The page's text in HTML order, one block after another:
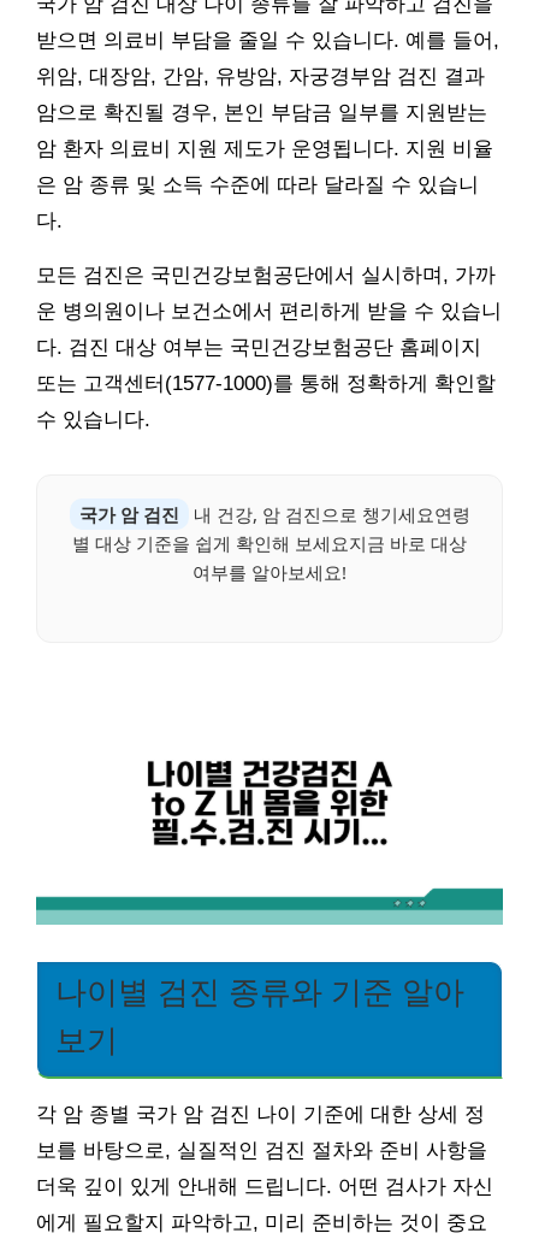
국가 암 검진 대상 나이 종류를 잘 파악하고 검진을
받으면 의료비 부담을 줄일 수 있습니다. 예를 들어,
위암, 대장암, 간암, 유방암, 자궁경부암 검진 결과
암으로 확진될 경우, 본인 부담금 일부를 지원받는
암 환자 의료비 지원 제도가 운영됩니다. 지원 비율
은 암 종류 및 소득 수준에 따라 달라질 수 있습니
다.
모든 검진은 국민건강보험공단에서 실시하며, 가까
운 병의원이나 보건소에서 편리하게 받을 수 있습니
다. 검진 대상 여부는 국민건강보험공단 홈페이지
또는 고객센터(1577-1000)를 통해 정확하게 확인할
수 있습니다.
국가 암 검진
내 건강, 암 검진으로 챙기세요연령
별 대상 기준을 쉽게 확인해 보세요지금 바로 대상
여부를 알아보세요!
나이별 검진 종류와 기준 알아
보기
각 암 종별 국가 암 검진 나이 기준에 대한 상세 정
보를 바탕으로, 실질적인 검진 절차와 준비 사항을
더욱 깊이 있게 안내해 드립니다. 어떤 검사가 자신
에게 필요할지 파악하고, 미리 준비하는 것이 중요